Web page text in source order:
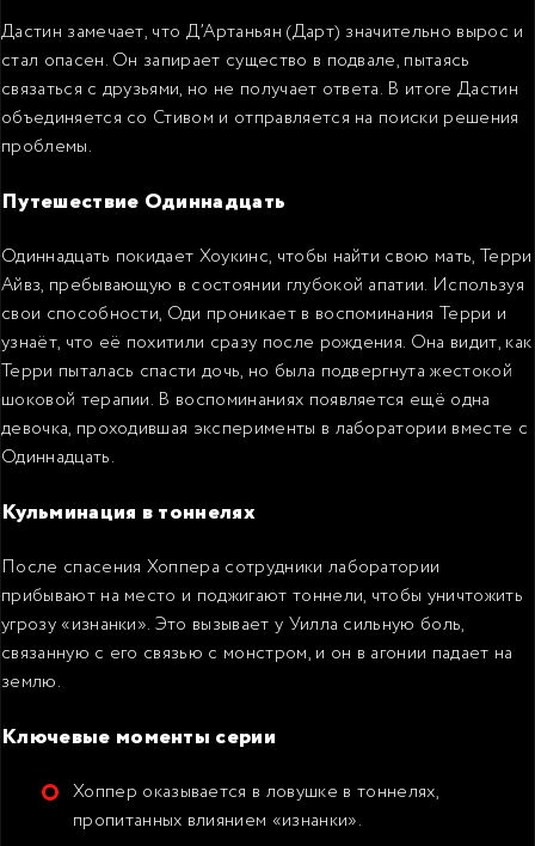
Дастин замечает, что Д’Артаньян (Дарт) значительно вырос и
стал опасен. Он запирает существо в подвале, пытаясь
связаться с друзьями, но не получает ответа. В итоге Дастин
объединяется со Стивом и отправляется на поиски решения
проблемы.
Путешествие Одиннадцать
Одиннадцать покидает Хоукинс, чтобы найти свою мать, Терри
Айвз, пребывающую в состоянии глубокой апатии. Используя
свои способности, Оди проникает в воспоминания Терри и
узнаёт, что её похитили сразу после рождения. Она видит, как
Терри пыталась спасти дочь, но была подвергнута жестокой
шоковой терапии. В воспоминаниях появляется ещё одна
девочка, проходившая эксперименты в лаборатории вместе с
Одиннадцать.
Кульминация в тоннелях
После спасения Хоппера сотрудники лаборатории
прибывают на место и поджигают тоннели, чтобы уничтожить
угрозу «изнанки». Это вызывает у Уилла сильную боль,
связанную с его связью с монстром, и он в агонии падает на
землю.
Ключевые моменты серии
Хоппер оказывается в ловушке в тоннелях,
пропитанных влиянием «изнанки».